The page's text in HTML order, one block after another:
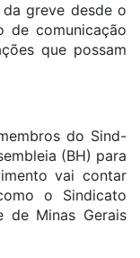
da greve desde o
de comunicação
que possam
do Sind-
(BH) para
vai contar
o Sindicato
de Minas Gerais